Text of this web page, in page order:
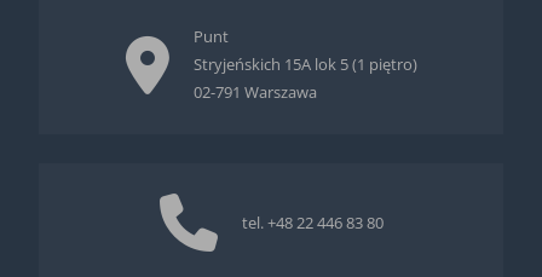
Punt
Stryjeńskich 15A lok 5 (1 piętro)
02-791 Warszawa
tel.+48 22 446 83 80